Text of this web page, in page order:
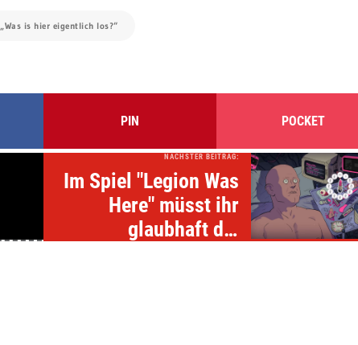
„Was is hier eigentlich los?“
PIN POCKET
NÄCHSTER BEITRAG:
Im Spiel "Legion Was
Here" müsst ihr
glaubhaft die